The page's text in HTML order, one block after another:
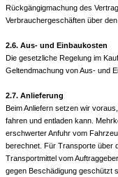
Rückgängigmachung des
Verbrauchergeschäften über
2.6. Aus- und Einbaukosten
Die gesetzliche Regelung im
Geltendmachung von Aus- und
2.7. Anlieferung
Beim Anliefern setzen wir
fahren und entladen kann.
erschwerter Anfuhr vom
berechnet. Für Transporte über
Transportmittel vom
gegen Beschädigung geschützt